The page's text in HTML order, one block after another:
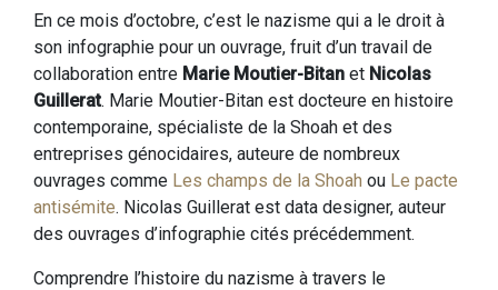
En ce mois d’octobre, c’est le nazisme qui a le droit à
son infographie pour un ouvrage, fruit d’un travail de
collaboration entre Marie Moutier-Bitan et Nicolas
Guillerat. Marie Moutier-Bitan est docteure en histoire
contemporaine, spécialiste de la Shoah et des
entreprises génocidaires, auteure de nombreux
ouvrages comme Les champs de la Shoah ou Le pacte
antisémite. Nicolas Guillerat est data designer, auteur
des ouvrages d’infographie cités précédemment.
Comprendre l’histoire du nazisme à travers le